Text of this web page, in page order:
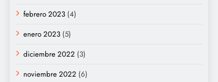
febrero 2023 (4)
enero 2023 (5)
diciembre 2022 (3)
noviembre 2022 (6)